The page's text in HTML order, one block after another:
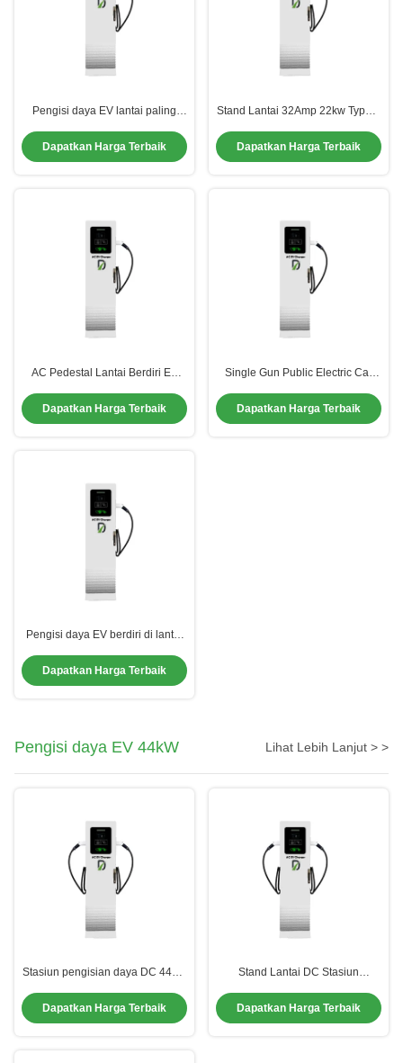
Pengisi daya EV lantai paling
2 Pengisi daya untuk mobil
Dapatkan Harga Terbaik
Stand Lantai 32Amp 22kw Type 2
Mobil Listrik
Dapatkan Harga Terbaik
AC Pedestal Lantai Berdiri EV
komersial
Dapatkan Harga Terbaik
Single Gun Public Electric Car
daya
Dapatkan Harga Terbaik
Pengisi daya EV berdiri di lantai
32Amp Mode 2 Pengisi daya
tumpukan untuk mobil
Dapatkan Harga Terbaik
Pengisi daya EV 44kW Lihat Lebih Lanjut > >
Stasiun pengisian daya DC 44kW
Dapatkan Harga Terbaik
Stand Lantai DC Stasiun
Pengisi Mobil Listrik Waterproof
Dapatkan Harga Terbaik